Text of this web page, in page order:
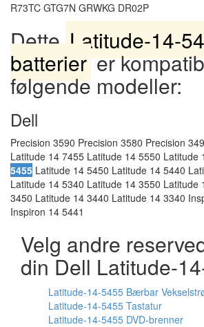
R73TC GTG7N GRWKG DR02P
DetteLatitude-14-
batterierer
følgende modeller:
Dell
Precision 3590 Precision 3580 Precision
Latitude 14 7455 Latitude 14 5550 Latitude
5455 Latitude 14 5450 Latitude 14 5440
Latitude 14 5340 Latitude 14 3550 Latitude
3450 Latitude 14 3440 Latitude 14 3340
Inspiron 14 5441
Velg andre
din Dell Latitude-
Latitude-14-5455 Bærbar
Latitude-14-5455 Tastatur
Latitude-14-5455 DVD-brenner